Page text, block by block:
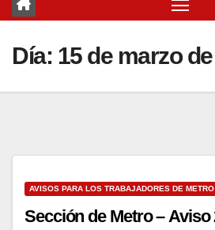
Día: 15 de marzo
AVISOS PARA LOS TRABAJADORES DE
Sección de Metro – Aviso